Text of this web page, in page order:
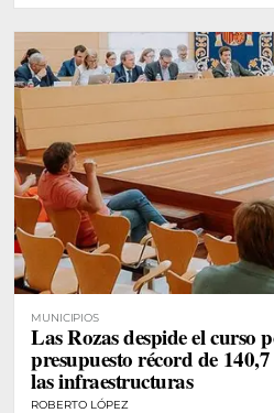
MUNICIPIOS
Las Rozas despide el curso
presupuesto récord de
las infraestructuras
ROBERTO LÓPEZ